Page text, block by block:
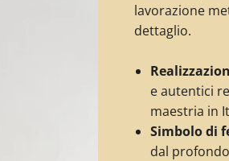
lavorazione
dettaglio.
e autentici
maestria in
Simbolo di
dal